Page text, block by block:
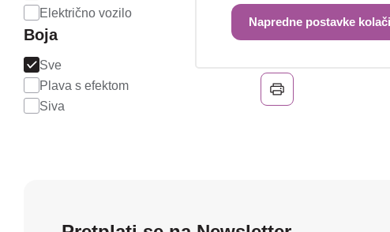
Električno vozilo
Boja
Sve
Plava s efektom
Siva
28 kW / 38 ks
Napredne postavke